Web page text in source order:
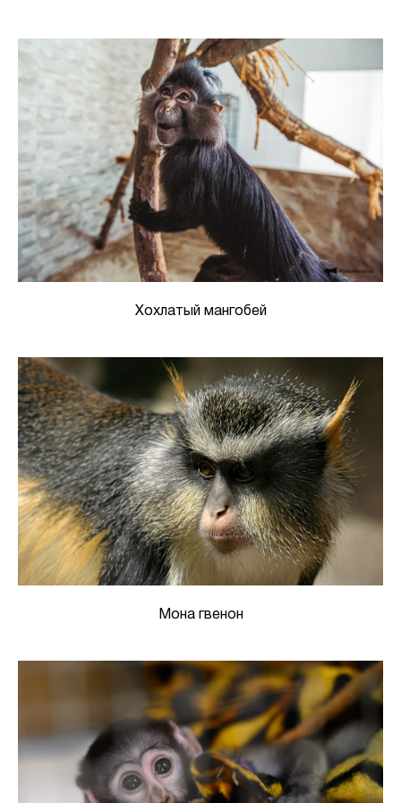
Хохлатый мангобей
Мона гвенон